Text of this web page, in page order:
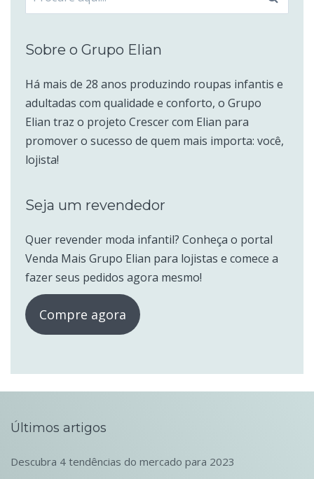
por:
Sobre o Grupo Elian
Há mais de 28 anos produzindo roupas infantis e
adultadas com qualidade e conforto, o Grupo
Elian traz o projeto Crescer com Elian para
promover o sucesso de quem mais importa: você,
lojista!
Seja um revendedor
Quer revender moda infantil? Conheça o portal
Venda Mais Grupo Elian para lojistas e comece a
fazer seus pedidos agora mesmo!
Compre agora
Últimos artigos
Descubra 4 tendências do mercado para 2023